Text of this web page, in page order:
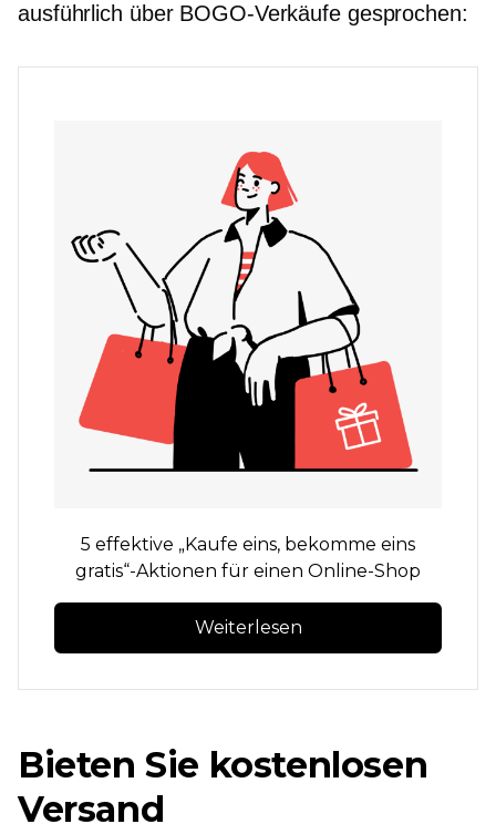
ausführlich über BOGO-Verkäufe gesprochen:
5 effektive „Kaufe eins, bekomme eins
gratis“-Aktionen für einen Online-Shop
Weiterlesen
Bieten Sie kostenlosen
Versand